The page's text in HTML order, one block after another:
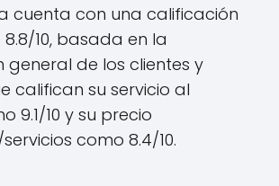
cuenta con una calificación
10, basada en la
general de los clientes y
califican su servicio al
9.1/10 y su precio
como 8.4/10.